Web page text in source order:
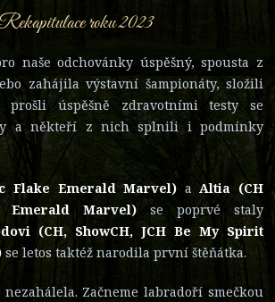
roku 2023
naše odchovánky úspěšný, spousta z
zahájila výstavní šampionáty, složili
prošli úspěšně zdravotními testy se
a někteří z nich splnili i podmínky
Flake Emerald Marvel) aAltia (CH
Emerald Marvel) se poprvé staly
(CH, ShowCH, JCH Be My Spirit
se letos taktéž narodila první štěňátka.
nezahálela. Začneme labradoří smečkou